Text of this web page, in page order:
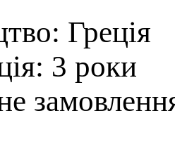
Греція
3 роки